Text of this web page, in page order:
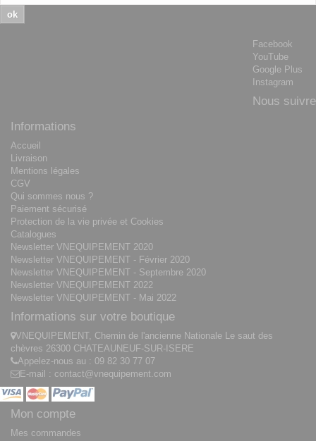
ok
Facebook
YouTube
Google Plus
Instagram
Nous suivre
Informations
Accueil
Livraison
Mentions légales
CGV
Qui sommes nous ?
Paiement sécurisé
Protection de la vie privée et Cookies
Catalogues
Newsletter VNEQUIPEMENT 2020
Newsletter VNEQUIPEMENT - Février 2020
Newsletter VNEQUIPEMENT - Septembre 2020
Newsletter VNEQUIPEMENT 2022
Newsletter VNEQUIPEMENT - Mai 2022
Informations sur votre boutique
VNEQUIPEMENT, Chemin de l'ancienne Nationale Le saut des
chèvres 26300 CHATEAUNEUF-SUR-ISERE
Appelez-nous au : 09 82 30 77 07
E-mail : contact@vnequipement.com
Mon compte
Mes commandes